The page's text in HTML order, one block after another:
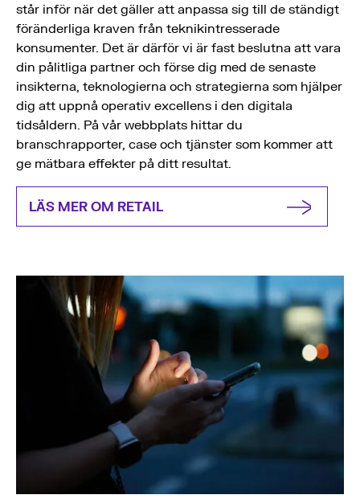
står inför när det gäller att anpassa sig till de ständigt
föränderliga kraven från teknikintresserade
konsumenter. Det är därför vi är fast beslutna att vara
din pålitliga partner och förse dig med de senaste
insikterna, teknologierna och strategierna som hjälper
dig att uppnå operativ excellens i den digitala
tidsåldern. På vår webbplats hittar du
branschrapporter, case och tjänster som kommer att
ge mätbara effekter på ditt resultat.
LÄS MER OM RETAIL